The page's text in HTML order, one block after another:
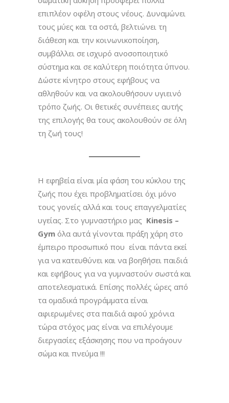
επιπλέον οφέλη στους νέους. Δυναμώνει
τους μύες και τα οστά, βελτιώνει τη
διάθεση και την κοινωνικοποίηση,
συμβάλλει σε ισχυρό ανοσοποιητικό
σύστημα και σε καλύτερη ποιότητα ύπνου.
Δώστε κίνητρο στους εφήβους να
αθληθούν και να ακολουθήσουν υγιεινό
τρόπο ζωής. Οι θετικές συνέπειες αυτής
της επιλογής θα τους ακολουθούν σε όλη
τη ζωή τους!
Η εφηβεία είναι μία φάση του κύκλου της
ζωής που έχει προβληματίσει όχι μόνο
τους γονείς αλλά και τους επαγγελματίες
υγείας. Στο γυμναστήριο μας Kinesis –
Gym όλα αυτά γίνονται πράξη χάρη στο
έμπειρο προσωπικό που είναι πάντα εκεί
για να κατευθύνει και να βοηθήσει παιδιά
και εφήβους για να γυμναστούν σωστά και
αποτελεσματικά. Επίσης πολλές ώρες από
τα ομαδικά προγράμματα είναι
αφιερωμένες στα παιδιά αφού χρόνια
τώρα στόχος μας είναι να επιλέγουμε
διεργασίες εξάσκησης που να προάγουν
σώμα και πνεύμα !!!